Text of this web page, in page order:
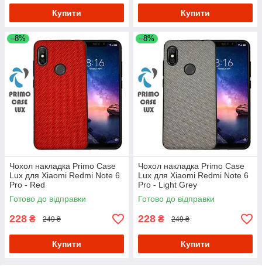
Купити Купити
–8%
Чохол накладка Primo Case
Lux для Xiaomi Redmi Note 6
Pro - Red
Готово до відправки
228 ₴ 249 ₴
Купити
–8%
Чохол накладка Primo Case
Lux для Xiaomi Redmi Note 6
Pro - Light Grey
Готово до відправки
228 ₴ 249 ₴
Купити